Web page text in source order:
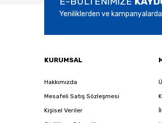
Yeniliklerden ve
KURUMSAL
Hakkımızda
Mesafeli Satış Sözleşmesi
Kişisel Veriler